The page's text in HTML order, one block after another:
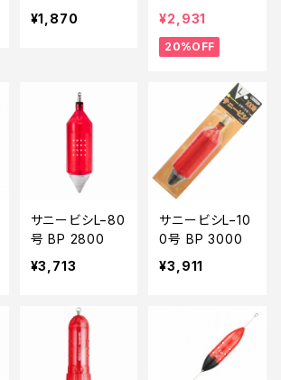
号 E241
¥1,870
0【特価仕掛】【2
¥2,931
20%OFF
サニービシL−80
号 BP 2800
¥3,713
サニービシL−10
0号 BP 3000
¥3,911